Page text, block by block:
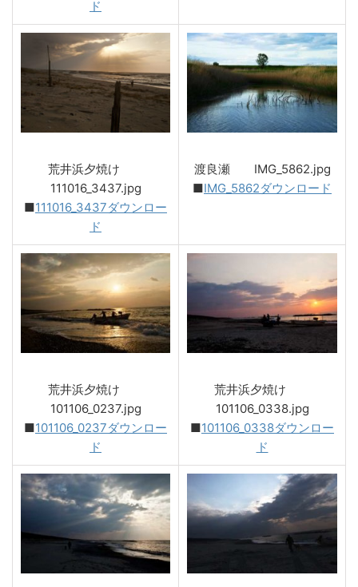
ド
荒井浜夕焼け
111016_3437.jpg
■111016_3437ダウンロー
ド
渡良瀬 IMG_5862.jpg
■IMG_5862ダウンロード
荒井浜夕焼け
101106_0237.jpg
■101106_0237ダウンロー
ド
荒井浜夕焼け
101106_0338.jpg
■101106_0338ダウンロー
ド